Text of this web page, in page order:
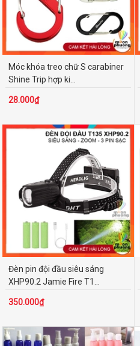
Móc khóa treo chữ S carabiner
Shine Trip hợp ki...
28.000₫
Đèn pin đội đầu siêu sáng
XHP90.2 Jamie Fire T1...
350.000₫